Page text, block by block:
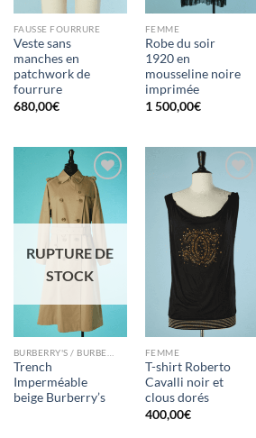
FAUSSE FOURRURE
Veste sans
manches en
patchwork de
fourrure
680,00€
FEMME
Robe du soir
1920 en
mousseline noire
imprimée
1 500,00€
Ajouter
à la liste
d'envies
RUPTURE DE
STOCK
Trench
Imperméable
beige Burberry’s
Ajouter
à la liste
d'envies
FEMME
T-shirt Roberto
Cavalli noir et
clous dorés
400,00€